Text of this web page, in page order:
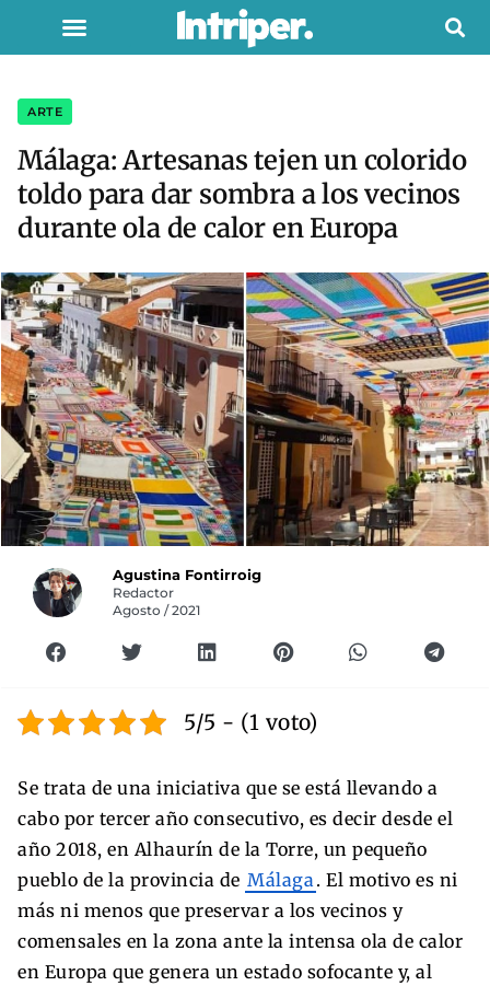
ARTE
Málaga: Artesanas tejen un colorido
toldo para dar sombra a los vecinos
durante ola de calor en Europa
Agustina Fontirroig
Redactor
Agosto / 2021
5/5 - (1 voto)
Se trata de una iniciativa que se está llevando a
cabo por tercer año consecutivo, es decir desde el
año 2018, en Alhaurín de la Torre, un pequeño
pueblo de la provincia de Málaga . El motivo es ni
más ni menos que preservar a los vecinos y
comensales en la zona ante la intensa ola de calor
en Europa que genera un estado sofocante y, al